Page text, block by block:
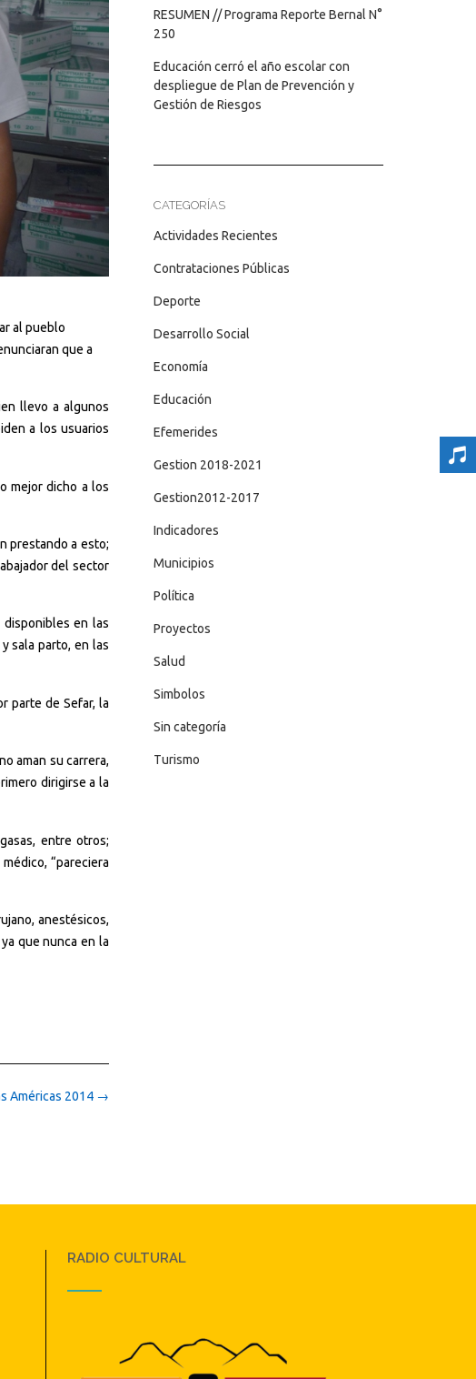
al pueblo
que a
llevo a algunos
a los usuarios
mejor dicho a los
prestando a esto;
del sector
en las
sala parto, en las
parte de Sefar, la
aman su carrera,
dirigirse a la
entre otros;
“pareciera
anestésicos,
que nunca en la
Américas 2014 →
RESUMEN // Programa Reporte Bernal N°
250
Educación cerró el año escolar con
despliegue de Plan de Prevención y
Gestión de Riesgos
CATEGORÍAS
Actividades Recientes
Contrataciones Públicas
Deporte
Desarrollo Social
Economía
Educación
Efemerides
Gestion 2018-2021
Gestion2012-2017
Indicadores
Municipios
Política
Proyectos
Salud
Simbolos
Sin categoría
Turismo
RADIO CULTURAL